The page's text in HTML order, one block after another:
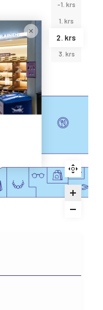
-1. krs
1. krs
2. krs
3. krs